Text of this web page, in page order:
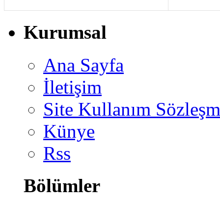
Kurumsal
Ana Sayfa
İletişim
Site Kullanım
Künye
Rss
Bölümler